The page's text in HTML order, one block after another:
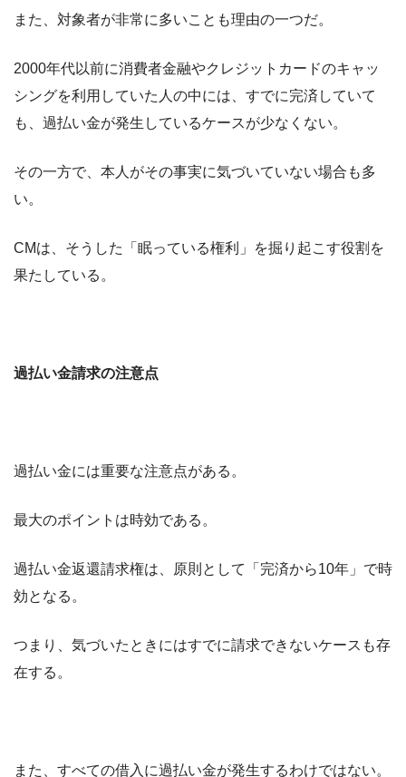
また、対象者が非常に多いことも理由の一つだ。
2000年代以前に消費者金融やクレジットカードのキャッ
シングを利用していた人の中には、すでに完済していて
も、過払い金が発生しているケースが少なくない。
その一方で、本人がその事実に気づいていない場合も多
い。
CMは、そうした「眠っている権利」を掘り起こす役割を
果たしている。
過払い金請求の注意点
過払い金には重要な注意点がある。
最大のポイントは時効である。
過払い金返還請求権は、原則として「完済から10年」で時
効となる。
つまり、気づいたときにはすでに請求できないケースも存
在する。
また、すべての借入に過払い金が発生するわけではない。